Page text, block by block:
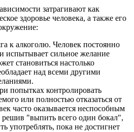
затрагивают как
здоровье человека, а также его
к алкоголю. Человек постоянно
испытывает сильное желание
становиться настолько
над всеми другими
попытках контролировать
или полностью отказаться от
часто оказывается неспособным
решив "выпить всего один бокал",
употреблять, пока не достигнет